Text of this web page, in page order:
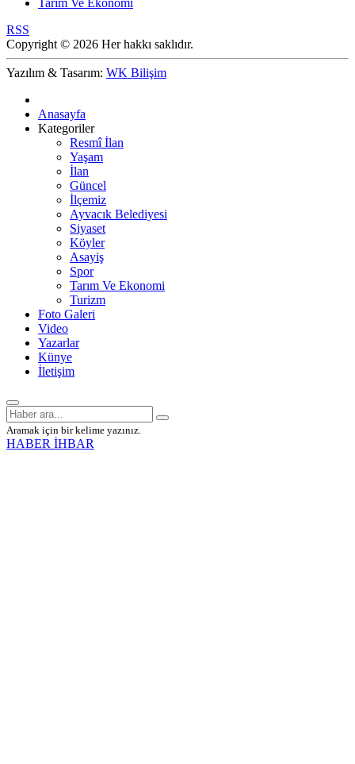
Tarım Ve Ekonomi
RSS
Copyright © 2026 Her hakkı saklıdır.
Yazılım & Tasarım: WK Bilişim
Anasayfa
Kategoriler
Resmî İlan
Yaşam
İlan
Güncel
İlçemiz
Ayvacık Belediyesi
Siyaset
Köyler
Asayiş
Spor
Tarım Ve Ekonomi
Turizm
Foto Galeri
Video
Yazarlar
Künye
İletişim
Aramak için bir kelime yazınız.
HABER İHBAR